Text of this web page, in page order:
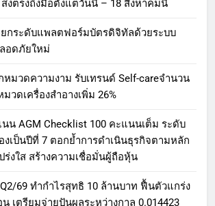
งตรงถึงมือตั้งแต่วันนี้ – 18 สิงหาคมนี้
ยกระดับแพลตฟอร์มบัตรดิจิทัลด้วยระบบ
อดภัยใหม่
หมวดความงาม รับเทรนด์ Self-careจำนวน
วดเครื่องสำอางเพิ่ม 26%
นน AGM Checklist 100 คะแนนเต็ม ระดับ
งเป็นปีที่ 7 ตอกย้ำการดำเนินธุรกิจตามหลัก
ร่งใส สร้างความเชื่อมั่นผู้ถือหุ้น
69 ทำกำไรสุทธิ 10 ล้านบาท ฟื้นตัวแกร่ง
เตรียมจ่ายปันผลระหว่างกาล 0.014423